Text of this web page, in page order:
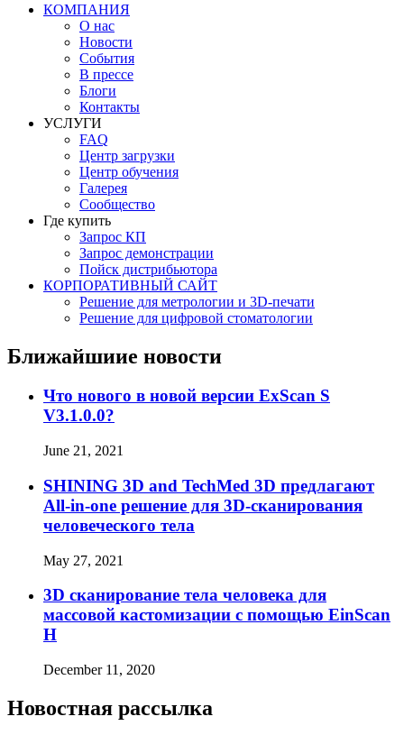
КОМПАНИЯ
О нас
Новости
События
В прессе
Блоги
Контакты
УСЛУГИ
FAQ
Центр загрузки
Центр обучения
Галерея
Сообщество
Где купить
Запрос КП
Запрос демонстрации
Пойск дистрибьютора
КОРПОРАТИВНЫЙ САЙТ
Решение для метрологии и 3D-печати
Решение для цифровой стоматологии
Ближайшиие новости
Что нового в новой версии ExScan S
V3.1.0.0?
June 21, 2021
SHINING 3D and TechMed 3D предлагают
All-in-one решение для 3D-сканирования
человеческого тела
May 27, 2021
3D сканирование тела человека для
массовой кастомизации с помощью EinScan
H
December 11, 2020
Новостная рассылка